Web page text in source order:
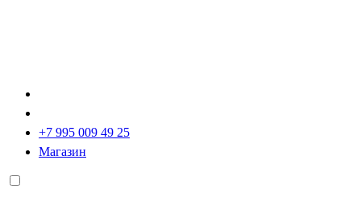
+7 995 009 49 25
Магазин